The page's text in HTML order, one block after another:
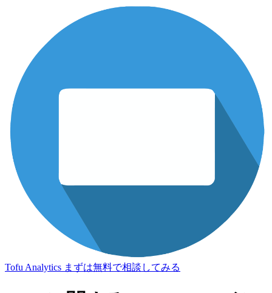
Tofu Analytics まずは無料で相談してみる